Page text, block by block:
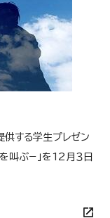
供する学生プレゼン
ぶ−」を12月３日